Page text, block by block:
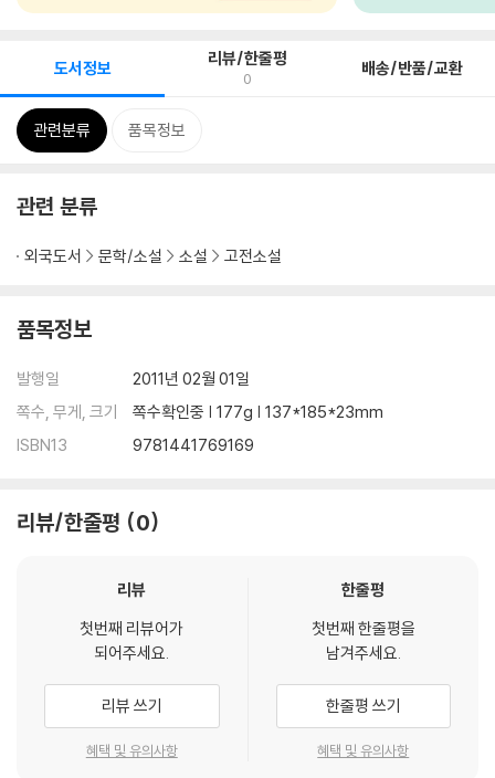
도서정보 리뷰/한줄평
0 배송/반품/교환
관련분류 품목정보
관련 분류
외국도서 문학/소설 소설 고전소설
품목정보
발행일
2011년 02월 01일
쪽수, 무게, 크기
쪽수확인중 | 177g | 137*185*23mm
ISBN13
9781441769169
리뷰/한줄평 0
리뷰
첫번째 리뷰어가
되어주세요.
리뷰 쓰기
혜택 및 유의사항
한줄평
첫번째 한줄평을
남겨주세요.
한줄평 쓰기
혜택 및 유의사항